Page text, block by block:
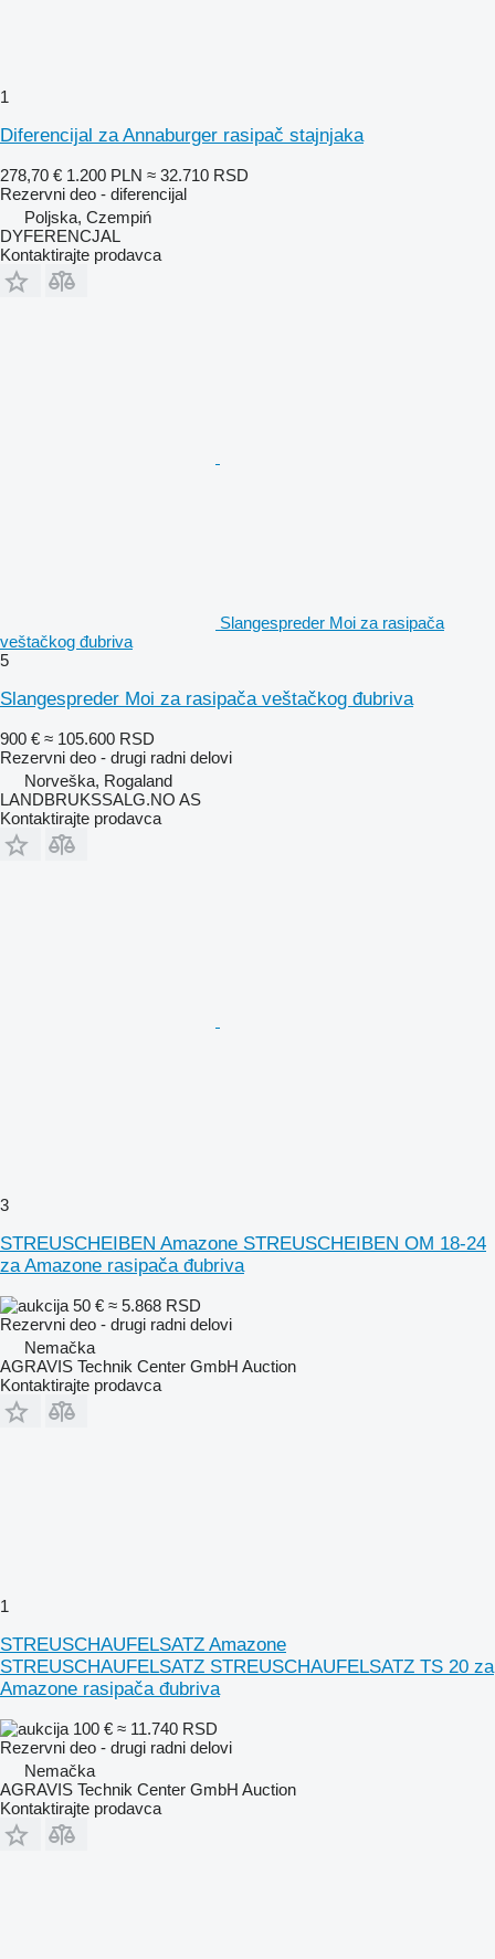
1
Diferencijal za Annaburger rasipač stajnjaka
278,70 € 1.200 PLN ≈ 32.710 RSD
Rezervni deo - diferencijal
Poljska, Czempiń
DYFERENCJAL
Kontaktirajte prodavca
Slangespreder Moi za rasipača
veštačkog đubriva
5
Slangespreder Moi za rasipača veštačkog đubriva
900 € ≈ 105.600 RSD
Rezervni deo - drugi radni delovi
Norveška, Rogaland
LANDBRUKSSALG.NO AS
Kontaktirajte prodavca
3
STREUSCHEIBEN Amazone STREUSCHEIBEN OM 18-24
za Amazone rasipača đubriva
50 € ≈ 5.868 RSD
Rezervni deo - drugi radni delovi
Nemačka
AGRAVIS Technik Center GmbH Auction
Kontaktirajte prodavca
1
STREUSCHAUFELSATZ Amazone
STREUSCHAUFELSATZ STREUSCHAUFELSATZ TS 20 za
Amazone rasipača đubriva
100 € ≈ 11.740 RSD
Rezervni deo - drugi radni delovi
Nemačka
AGRAVIS Technik Center GmbH Auction
Kontaktirajte prodavca